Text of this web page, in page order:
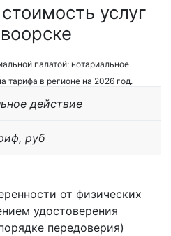
услуг
палатой: нотариальное
тарифа в регионе на 2026 год.
действие
руб
от физических
удостоверения
передоверия)